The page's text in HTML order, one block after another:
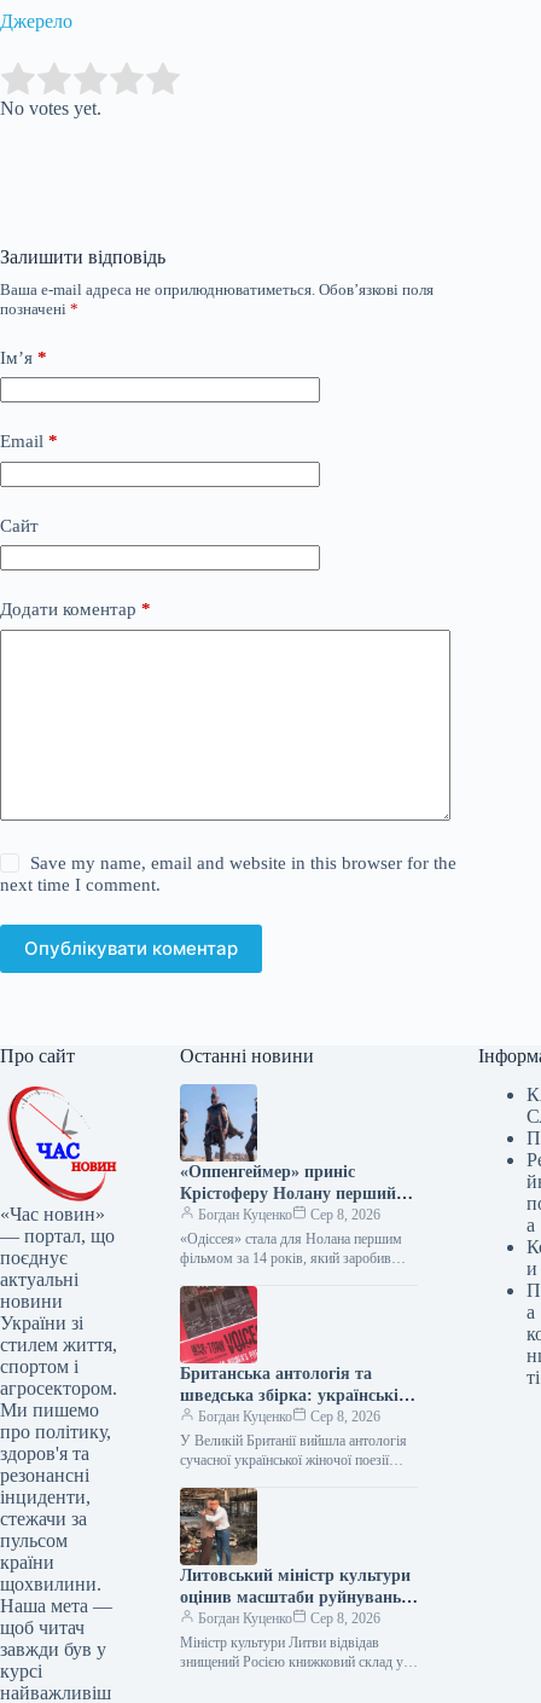
Джерело
Rate this item:
No votes yet.
Залишити відповідь
Ваша e-mail адреса не оприлюднюватиметься. Обов’язкові поля
позначені *
Ім’я *
Email *
Сайт
Додати коментар *
Save my name, email and website in this browser for the
next time I comment.
Опублікувати коментар
Про сайт
«Час новин»
— портал, що
поєднує
актуальні
новини
України зі
стилем життя,
спортом і
агросектором.
Ми пишемо
про політику,
здоров'я та
резонансні
інциденти,
стежачи за
пульсом
країни
щохвилини.
Наша мета —
щоб читач
завжди був у
курсі
найважливіш
Останні новини
«Оппенгеймер» приніс
Крістоферу Нолану перший
мільярд за 14 років
Богдан Куценко
Сер 8, 2026
«Одіссея» стала для Нолана першим
фільмом за 14 років, який заробив
Нолана «Одіссея» став для…
Британська антологія та
шведська збірка: українські
поетки здобувають
міжнародне визнання
Богдан Куценко
Сер 8, 2026
У Великій Британії вийшла антологія
сучасної української жіночої поезії
Poetry, до якої увійшли твори 12
поеток.…
Литовський міністр культури
оцінив масштаби руйнувань
на харківському книжковому
складі
Богдан Куценко
Сер 8, 2026
Міністр культури Литви відвідав
знищений Росією книжковий склад у
а
и
а
ті